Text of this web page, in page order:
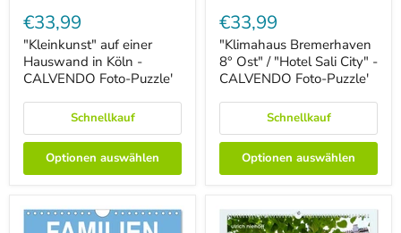
auf
einer
Hauswand
in
Köln
CALVENDO
Puzzle'
€33,99
"Kleinkunst" auf einer
Hauswand in Köln -
CALVENDO Foto-Puzzle'
Schnellkauf
Optionen auswählen
Bremerhaven
8°
Ost"
"Hotel
Sali
City"
CALVENDO
Foto-
Puzzle'
€33,99
"Klimahaus Bremerhaven
8° Ost" / "Hotel Sali City" -
CALVENDO Foto-Puzzle'
Schnellkauf
Optionen auswählen